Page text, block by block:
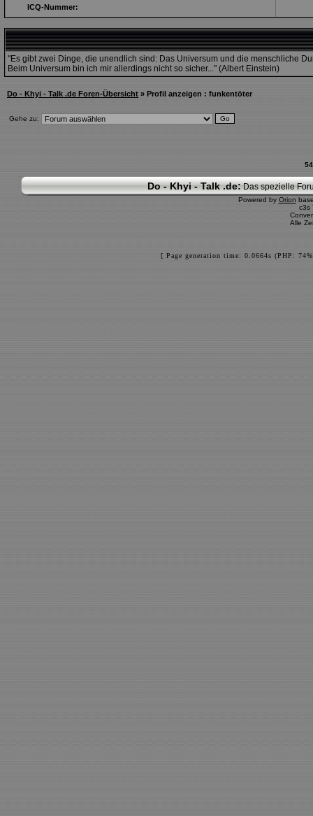
ICQ-Nummer:
"Es gibt zwei Dinge, die unendlich sind: Das Universum und die menschliche
Beim Universum bin ich mir allerdings nicht so sicher..." (Albert Einstein)
Do - Khyi - Talk .de Foren-Übersicht » Profil anzeigen : funkentöter
Gehe zu:
Do - Khyi - Talk .de: Das spezielle
Powered by Orion
c3s
Alle
[ Page generation time: 0.0664s (PHP: